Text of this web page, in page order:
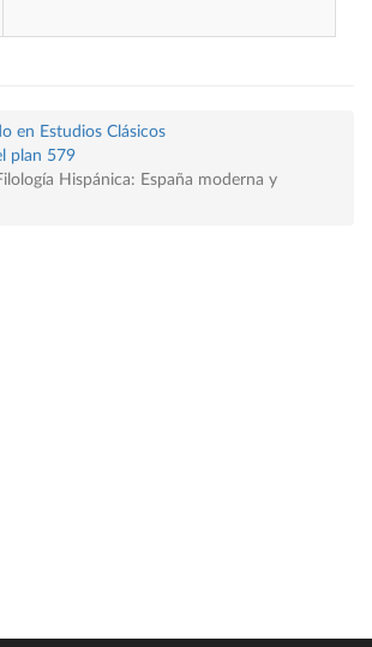
en Estudios Clásicos
plan 579
Hispánica: España moderna y